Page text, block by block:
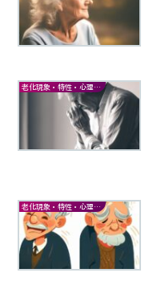
老化現象・特性・心理など
老化現象・特性・心理など